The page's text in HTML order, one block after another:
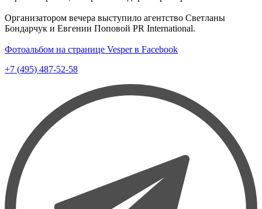
Организатором вечера выступило агентство Светланы
Бондарчук и Евгении Поповой PR International.
Фотоальбом на странице Vesper в Facebook
+7 (495) 487-52-58